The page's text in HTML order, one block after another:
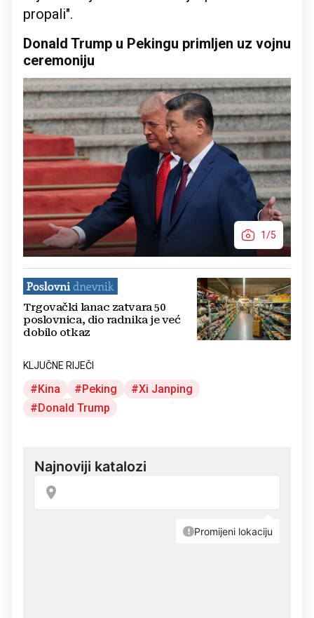
propali".
Donald Trump u Pekingu primljen uz vojnu
ceremoniju
1/5
Trgovački lanac zatvara 50
poslovnica, dio radnika je već
dobilo otkaz
KLJUČNE RIJEČI
Kina Peking
Xi Janping
Donald Trump